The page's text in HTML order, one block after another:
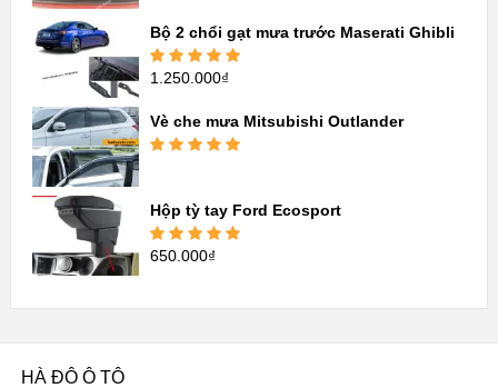
Bộ 2 chổi gạt mưa trước Maserati Ghibli
Được xếp
1.250.000₫
Vè che mưa Mitsubishi Outlander
Hộp tỳ tay Ford Ecosport
Được xếp
650.000₫
HÀ ĐÔ Ô TÔ